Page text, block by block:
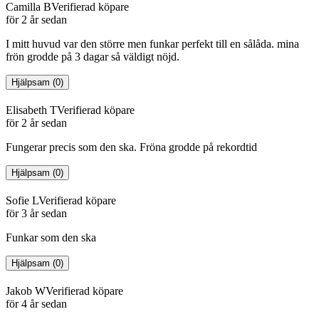
Camilla BVerifierad köpare
för 2 år sedan
I mitt huvud var den större men funkar perfekt till en sålåda. mina
frön grodde på 3 dagar så väldigt nöjd.
Hjälpsam (0)
Elisabeth TVerifierad köpare
för 2 år sedan
Fungerar precis som den ska. Fröna grodde på rekordtid
Hjälpsam (0)
Sofie LVerifierad köpare
för 3 år sedan
Funkar som den ska
Hjälpsam (0)
Jakob WVerifierad köpare
för 4 år sedan